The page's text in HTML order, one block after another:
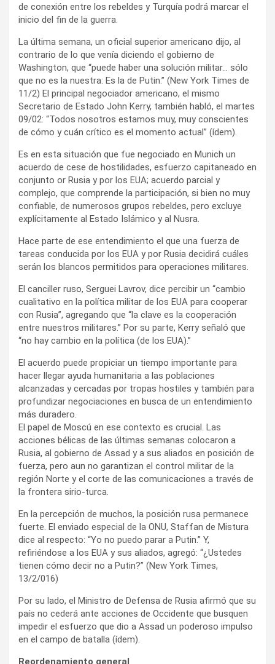
de conexión entre los rebeldes y Turquía podrá marcar el
inicio del fin de la guerra.
La última semana, un oficial superior americano dijo, al
contrario de lo que venía diciendo el gobierno de
Washington, que “puede haber una solución militar… sólo
que no es la nuestra: Es la de Putin.” (New York Times de
11/2) El principal negociador americano, el mismo
Secretario de Estado John Kerry, también habló, el martes
09/02: “Todos nosotros estamos muy, muy conscientes
de cómo y cuán crítico es el momento actual” (ídem).
Es en esta situación que fue negociado en Munich un
acuerdo de cese de hostilidades, esfuerzo capitaneado en
conjunto or Rusia y por los EUA; acuerdo parcial y
complejo, que comprende la participación, si bien no muy
confiable, de numerosos grupos rebeldes, pero excluye
explícitamente al Estado Islámico y al Nusra.
Hace parte de ese entendimiento el que una fuerza de
tareas conducida por los EUA y por Rusia decidirá cuáles
serán los blancos permitidos para operaciones militares.
El canciller ruso, Serguei Lavrov, dice percibir un “cambio
cualitativo en la política militar de los EUA para cooperar
con Rusia”, agregando que “la clave es la cooperación
entre nuestros militares.” Por su parte, Kerry señaló que
“no hay cambio en la política (de los EUA).”
El acuerdo puede propiciar un tiempo importante para
hacer llegar ayuda humanitaria a las poblaciones
alcanzadas y cercadas por tropas hostiles y también para
profundizar negociaciones en busca de un entendimiento
más duradero.
El papel de Moscú en ese contexto es crucial. Las
acciones bélicas de las últimas semanas colocaron a
Rusia, al gobierno de Assad y a sus aliados en posición de
fuerza, pero aun no garantizan el control militar de la
región Norte y el corte de las comunicaciones a través de
la frontera sirio-turca.
En la percepción de muchos, la posición rusa permanece
fuerte. El enviado especial de la ONU, Staffan de Mistura
dice al respecto: “Yo no puedo parar a Putin.” Y,
refiriéndose a los EUA y sus aliados, agregó: “¿Ustedes
tienen cómo decir no a Putin?” (New York Times,
13/2/016)
Por su lado, el Ministro de Defensa de Rusia afirmó que su
país no cederá ante acciones de Occidente que busquen
impedir el esfuerzo que dio a Assad un poderoso impulso
en el campo de batalla (ídem).
Reordenamiento general